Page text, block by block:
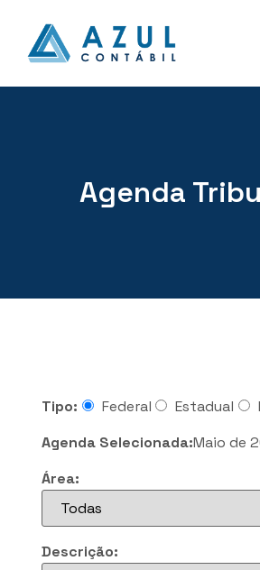
Agenda
Tipo: Federal Estadual
Agenda Selecionada:Maio de
Área:
Descrição: